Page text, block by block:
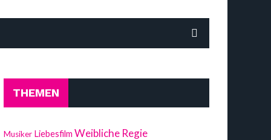
THEMEN
Musiker Liebesfilm Weibliche Regie